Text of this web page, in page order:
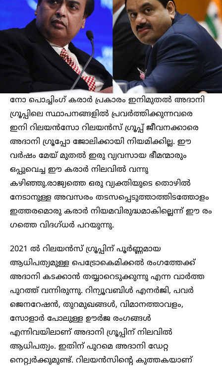
നോ പൊച്ചിംഗ് കരാർ പ്രകാരം ഇനിമുതൽ അദാനി ​
ഗ്രൂപ്പിലെ സ്ഥാപനങ്ങളിൽ പ്രവർത്തിക്കുന്നവരെ
ഇനി റിലയൻസോ റിലയൻസ് ഗ്രൂപ്പ് ജീവനക്കാരെ
അദാനി ​ഗ്രൂപ്പോ ജോലിക്കായി നിയമിക്കില്ല. ഈ
വർഷം മേയ് മുതൽ ഇരു വ്യവസായ ഭീമന്മാരും
ഒപ്പുവെച്ച ഈ കരാർ നിലവിൽ വന്നു
കഴിഞ്ഞു.രാജ്യത്തെ ഒരു വ്യക്തിയുടെ തൊഴിൽ
നേടാനുള്ള അവസരം തടസപ്പെടുത്താത്തിടത്തോളം
ഇത്തരമൊരു കരാർ നിയമവിരുദ്ധമാകില്ലെന്ന് ഈ രം​
ഗത്തെ വി​ദ​ഗ്ധർ പറയുന്നു.
2021 ൽ റിലയൻസ് ​ഗ്രൂപ്പിന് പൂർണ്ണമായ
ആധിപത്യമുള്ള പെട്രോകെമിക്കൽ രം​ഗത്തേക്ക്
അദാനി കടക്കാൻ തയ്യാറെടുക്കുന്നു എന്ന വാർത്ത
പുറത്ത് വന്നിരുന്നു. റിന്യൂവബിൾ എനർജി, പവർ
ജെനറേഷൻ, തുറമുഖങ്ങൾ, വിമാനത്താവളം,
സോളാർ പോലുള്ള ഊർജ രം​ഗങ്ങൾ
എന്നിവയിലാണ് അദാനി ​ഗ്രൂപ്പിന് നിലവിൽ
ആധിപത്യം. ഇതിന് പുറമെ അദാനി ഡേറ്റ
നെറ്റ്വർക്കുമുണ്ട്. റിലയൻസിന്റെ കുത്തകയാണ്